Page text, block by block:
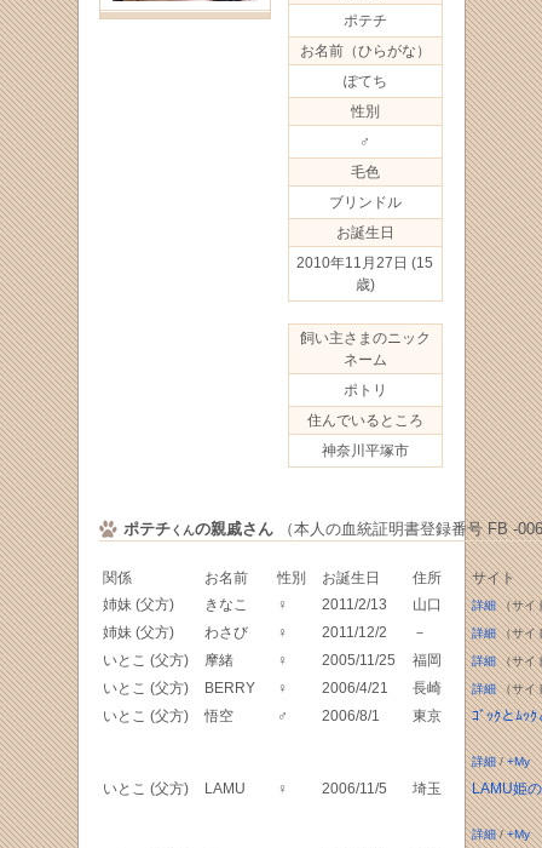
ポテチ
お名前（ひらがな）
ぽてち
性別
♂
毛色
ブリンドル
お誕生日
2010年11月27日 (15
歳)
飼い主さまのニック
ネーム
ポトリ
住んでいるところ
神奈川平塚市
ポテチくんの親戚さん（本人の血統証明書登録番号 FB -
関係 お名前 性別 お誕生日 住所
サイト
姉妹 (父方)
きなこ ♀ 2011/2/13 山口 詳細（サイ
姉妹 (父方) わさび ♀ 2011/12/2 － 詳細（サイ
いとこ (父方) 摩緒 ♀ 2005/11/25 福岡 詳細（サイ
いとこ (父方) BERRY ♀ 2006/4/21 長崎 詳細（サイ
いとこ (父方) 悟空 ♂ 2006/8/1 東京 ｺﾞｯｸとﾑｯ
詳細/+My
いとこ (父方) LAMU ♀ 2006/11/5 埼玉 LAMU姫
詳細/+My